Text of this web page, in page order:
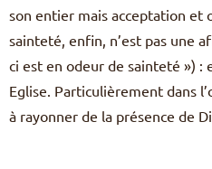
son entier mais acceptation et
sainteté, enfin, n’est pas une
ci est en odeur de sainteté ») :
Eglise. Particulièrement dans
à rayonner de la présence de